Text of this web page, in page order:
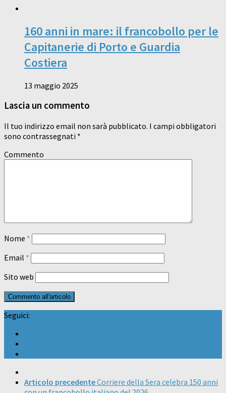
160 anni in mare: il francobollo per le
Capitanerie di Porto e Guardia
Costiera
13 maggio 2025
Lascia un commento
Il tuo indirizzo email non sarà pubblicato. I campi obbligatori
sono contrassegnati *
Commento
Nome *
Email *
Sito web
Seguici:
Articolo precedenteCorriere della Sera celebra 150 anni